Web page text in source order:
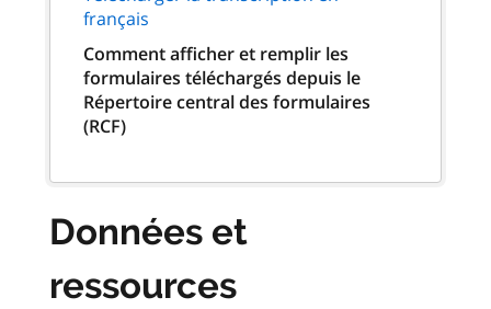
français
Comment afficher et remplir les
formulaires téléchargés depuis le
Répertoire central des formulaires
(RCF)
Données et
ressources